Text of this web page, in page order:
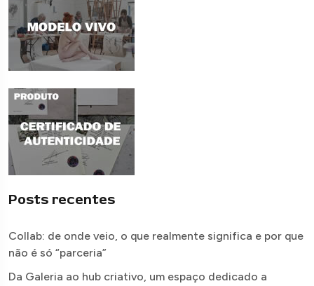
Posts recentes
Collab: de onde veio, o que realmente significa e por que
não é só “parceria”
Da Galeria ao hub criativo, um espaço dedicado a